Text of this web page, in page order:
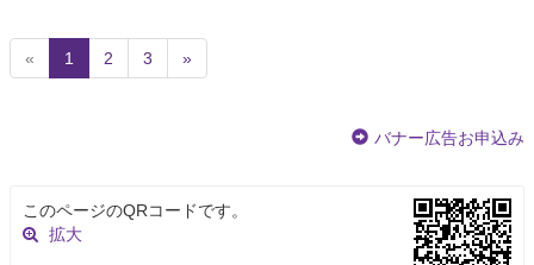
« 1
c
t
)
2 3 »
バナー広告お申込み
このページのQRコードです。
拡大